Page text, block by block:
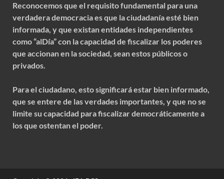
Reconocemos que el requisito fundamental para una
verdadera democracia es que la ciudadanía esté bien
informada, y que existan entidades independientes
como “alDía” con la capacidad de fiscalizar los poderes
que accionan en la sociedad, sean estos públicos o
privados.
Para el ciudadano, esto significará estar bien informado,
que se entere de las verdades importantes, y que no se
limite su capacidad para fiscalizar democráticamente a
los que ostentan el poder.